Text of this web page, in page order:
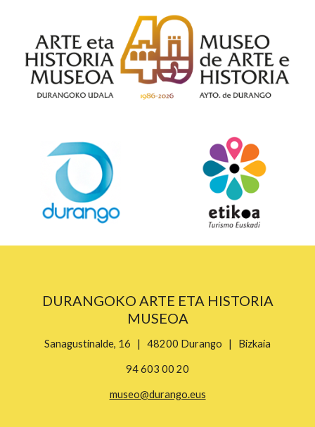
DURANGOKO ARTE ETA HISTORIA
MUSEOA
Sanagustinalde, 16 | 48200 Durango | Bizkaia
94 603 00 20
museo@durango.eus